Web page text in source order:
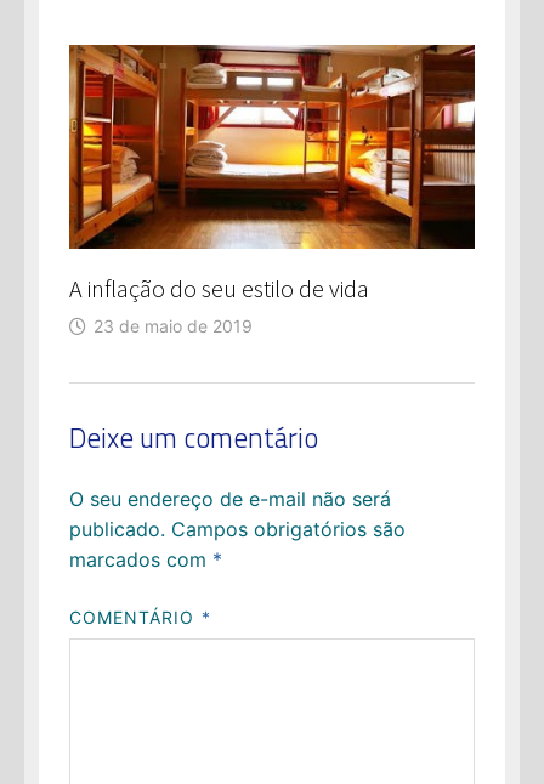
A inflação do seu estilo de vida
23 de maio de 2019
Deixe um comentário
O seu endereço de e-mail não será
publicado. Campos obrigatórios são
marcados com *
COMENTÁRIO *